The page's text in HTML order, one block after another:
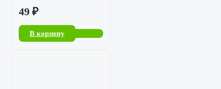
49 ₽
В корзину